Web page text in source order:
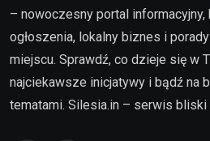
– nowoczesny portal informacyjny,
ogłoszenia, lokalny biznes i
miejscu. Sprawdź, co dzieje się w
najciekawsze inicjatywy i bądź na
tematami. Silesia.in – serwis